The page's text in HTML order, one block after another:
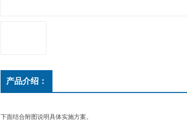
产品介绍：
下面结合附图说明具体实施方案。